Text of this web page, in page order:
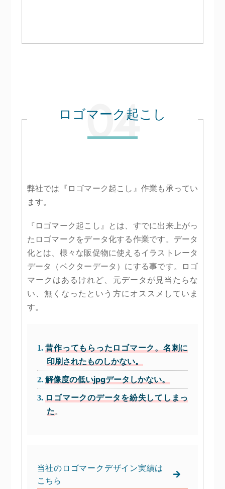
ロゴマーク起こし
弊社では『ロゴマーク起こし』作業も承ってい
ます。
『ロゴマーク起こし』とは、すでに出来上がっ
たロゴマークをデータ化する作業です。データ
化とは、様々な販促物に使えるイラストレータ
データ（ベクターデータ）にする事です。ロゴ
マークはあるけれど、元データが見当たらな
い、無くなったという方にオススメしていま
す。
昔作ってもらったロゴマーク。名刺に
印刷されたものしかない。
解像度の低いjpgデータしかない。
ロゴマークのデータを紛失してしまっ
た。
当社のロゴマークデザイン実績は
こちら